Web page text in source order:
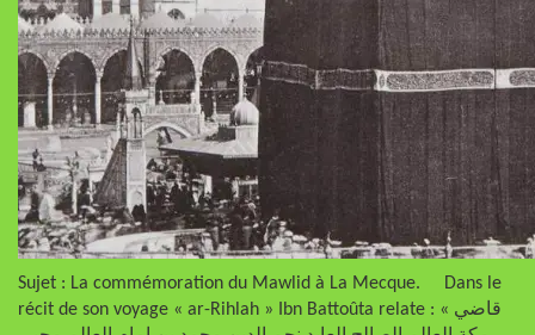
Sujet : La commémoration du Mawlid à La Mecque. Dans le
récit de son voyage « ar-Rihlah » Ibn Battoûta relate : « قاضي